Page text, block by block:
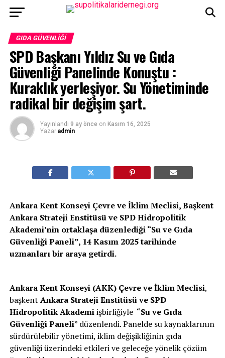
GIDA GÜVENLIĞI
SPD Başkanı Yıldız Su ve Gıda
Güvenliği Panelinde Konuştu :
Kuraklık yerleşiyor. Su Yönetiminde
radikal bir değişim şart.
Yayınlandı 9 ay önce on Kasım 16, 2025
Yazar admin
Ankara Kent Konseyi Çevre ve İklim Meclisi, Başkent
Ankara Strateji Enstitüsü ve SPD Hidropolitik
Akademi’nin ortaklaşa düzenlediği “Su ve Gıda
Güvenliği Paneli”, 14 Kasım 2025 tarihinde
uzmanları bir araya getirdi.
Ankara Kent Konseyi (AKK) Çevre ve İklim Meclisi,
başkent Ankara Strateji Enstitüsü ve SPD
Hidropolitik Akademiişbirliğiyle “Su ve Gıda
Güvenliği Paneli” düzenlendi. Panelde su kaynaklarının
sürdürülebilir yönetimi, iklim değişikliğinin gıda
güvenliği üzerindeki etkileri ve geleceğe yönelik çözüm